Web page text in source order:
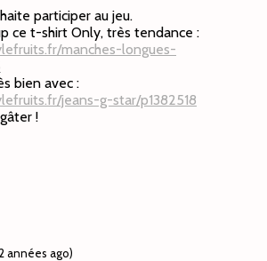
participer au jeu.
ce t-shirt Only, très tendance :
manches-longues-
bien avec :
jeans-g-star/p1382518
!
années ago)